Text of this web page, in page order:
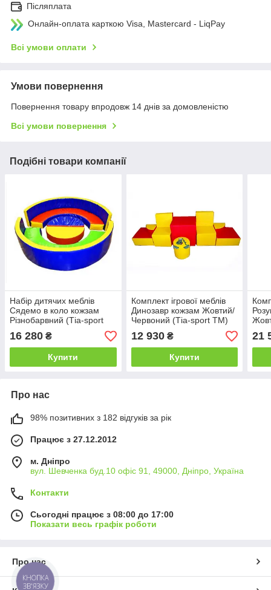
Післяплата
Онлайн-оплата карткою Visa, Mastercard - LiqPay
Всі умови оплати
Умови повернення
Повернення товару впродовж 14 днів за домовленістю
Всі умови повернення
Подібні товари компанії
Набір дитячих меблів
Сядемо в коло кожзам
Різнобарвний (Тіа-sport
ТМ)
16 280 ₴
Купити
Комплект ігрової меблів
Динозавр кожзам Жовтий/
Червоний (Тіа-sport ТМ)
12 930₴
Купити
21
Про нас
98% позитивних з 182 відгуків за рік
Працює з 27.12.2012
м. Дніпро
вул. Шевченка буд.10 офіс 91, 49000, Дніпро, Україна
Контакти
Сьогодні працює з 08:00 до 17:00
Показати весь графік роботи
Про нас
КНОПКА
ЗВ'ЯЗКУ